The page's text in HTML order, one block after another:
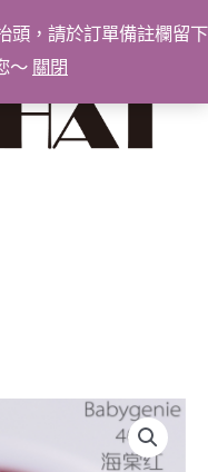
頭，請於訂單備註欄留下
～ 關閉